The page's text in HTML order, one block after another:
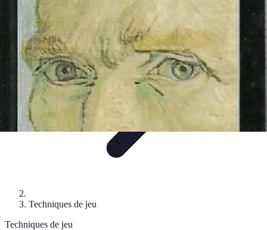
Techniques de jeu
Techniques de jeu